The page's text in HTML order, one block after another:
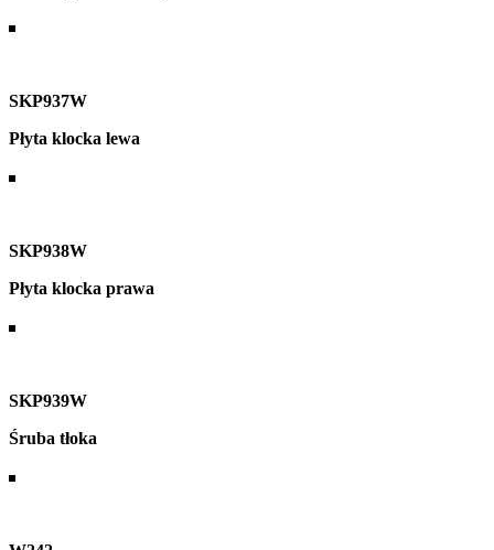
SKP937W
Płyta klocka lewa
SKP938W
Płyta klocka prawa
SKP939W
Śruba tłoka